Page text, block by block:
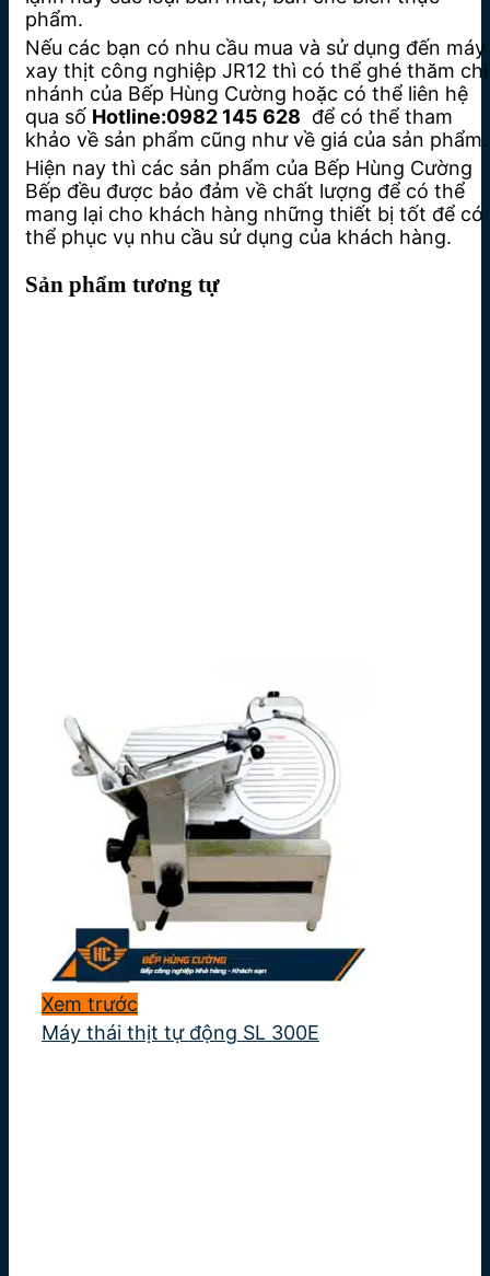
phẩm.
Nếu các bạn có nhu cầu mua và sử dụng đến máy
xay thịt công nghiệp JR12 thì có thể ghé thăm chi
nhánh của Bếp Hùng Cường hoặc có thể liên hệ
qua số Hotline:0982 145 628 để có thể tham
khảo về sản phẩm cũng như về giá của sản phẩm.
Hiện nay thì các sản phẩm của Bếp Hùng Cường
Bếp đều được bảo đảm về chất lượng để có thể
mang lại cho khách hàng những thiết bị tốt để có
thể phục vụ nhu cầu sử dụng của khách hàng.
Sản phẩm tương tự
Xem trước
Máy thái thịt tự động SL 300E